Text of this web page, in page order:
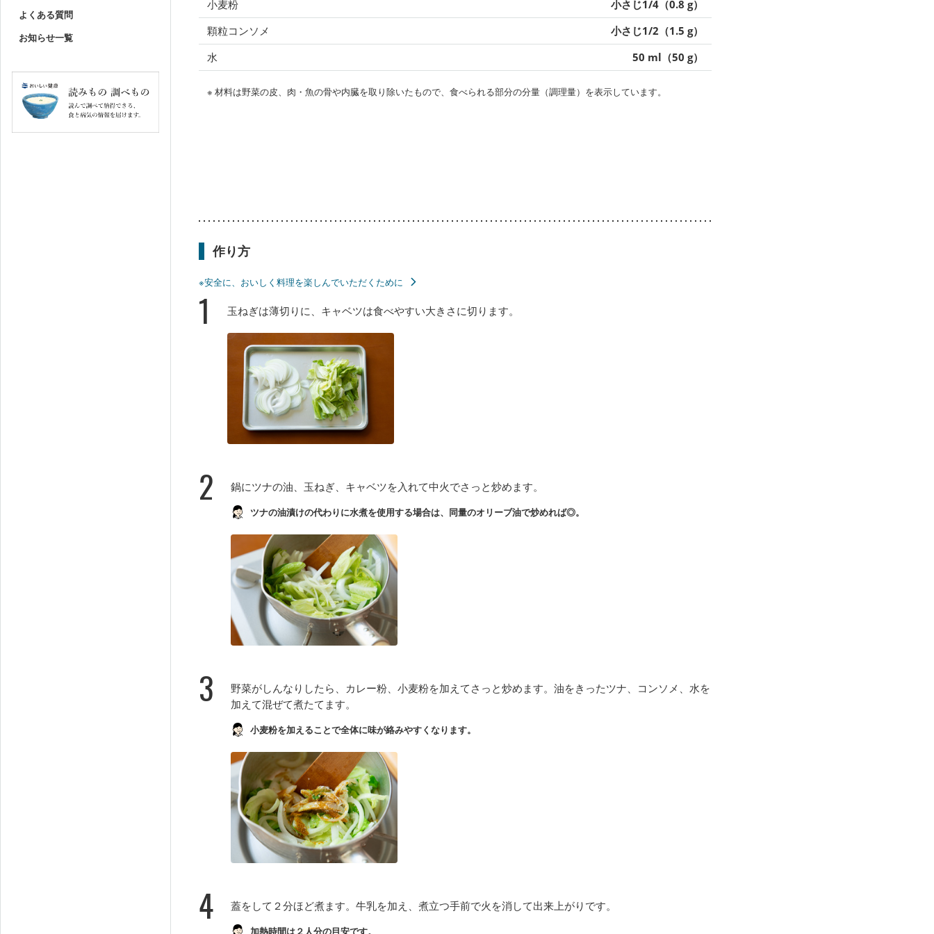
よくある質問
お知らせ一覧
小麦粉
小さじ1/4（0.8 g）
顆粒コンソメ
小さじ1/2（1.5 g）
水
50 ml（50 g）
※ 材料は野菜の皮、肉・魚の骨や内臓を取り除いたもので、食べられる部分の分量（調理量）を表示しています。
作り方
※安全に、おいしく料理を楽しんでいただくために
1 玉ねぎは薄切りに、キャベツは食べやすい大きさに切ります。
2 鍋にツナの油、玉ねぎ、キャベツを入れて中火でさっと炒めます。
ツナの油漬けの代わりに水煮を使用する場合は、同量のオリーブ油で炒めれば◎。
3
野菜がしんなりしたら、カレー粉、小麦粉を加えてさっと炒めます。油をきったツナ、コンソメ、水を
加えて混ぜて煮たてます。
小麦粉を加えることで全体に味が絡みやすくなります。
4 蓋をして２分ほど煮ます。牛乳を加え、煮立つ手前で火を消して出来上がりです。
加熱時間は２人分の目安です。